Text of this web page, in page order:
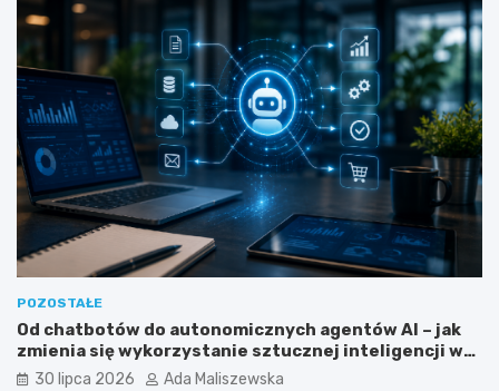
f
l
i
a
y
j
n
y
m
g
r
a
m
i
s
t
a
?
POZOSTAŁE
Od chatbotów do autonomicznych agentów AI – jak
zmienia się wykorzystanie sztucznej inteligencji w
biznesie?
30 lipca 2026 Ada Maliszewska